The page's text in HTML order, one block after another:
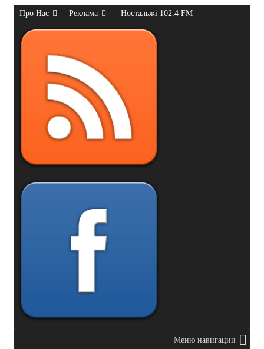
Про Нас Реклама Ностальжі 102.4 FM
Меню навигации